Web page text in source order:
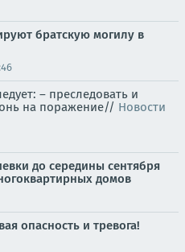
братскую могилу в
– преследовать и
на поражение// Новости
до середины сентября
домов
опасность и тревога!